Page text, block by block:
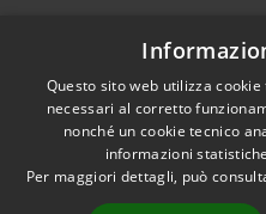
Newsletter
RSS
Accessibilità
Questo sito web utilizza
necessari al corretto
nonché un cookie tecnico
informazioni
Per maggiori dettagli, può